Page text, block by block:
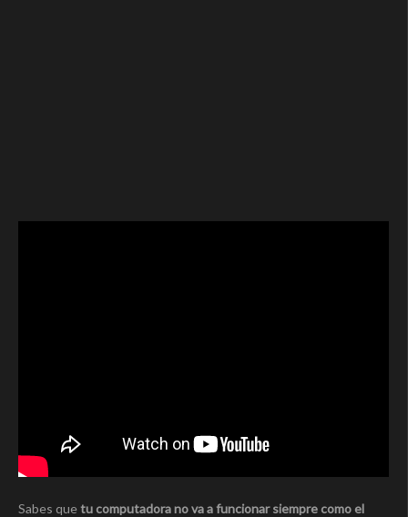
Sabes quetu computadora no va a funcionar siempre como el